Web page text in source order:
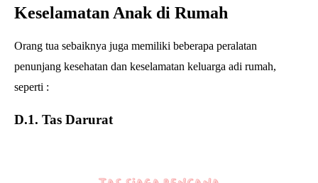
Keselamatan Anak di Rumah
Orang tua sebaiknya juga memiliki beberapa peralatan
penunjang kesehatan dan keselamatan keluarga adi rumah,
seperti :
D.1. Tas Darurat